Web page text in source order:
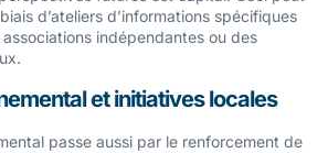
d’ateliers d’informations spécifiques
indépendantes ou des
et initiatives locales
passe aussi par le renforcement de